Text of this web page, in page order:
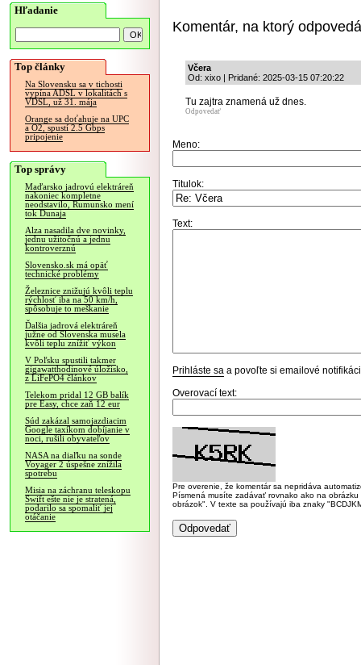
Hľadanie
Top články
Na Slovensku sa v tichosti
vypína ADSL v lokalitách s
VDSL, už 31. mája
Orange sa doťahuje na UPC
a O2, spustí 2.5 Gbps
pripojenie
Top správy
Maďarsko jadrovú elektráreň
nakoniec kompletne
neodstavilo, Rumunsko mení
tok Dunaja
Alza nasadila dve novinky,
jednu užitočnú a jednu
kontroverznú
Slovensko.sk má opäť
technické problémy
Železnice znižujú kvôli teplu
rýchlosť iba na 50 km/h,
spôsobuje to meškanie
Ďalšia jadrová elektráreň
južne od Slovenska musela
kvôli teplu znížiť výkon
V Poľsku spustili takmer
gigawatthodinové úložisko,
z LiFePO4 článkov
Telekom pridal 12 GB balík
pre Easy, chce zaň 12 eur
Súd zakázal samojazdiacim
Google taxíkom dobíjanie v
noci, rušili obyvateľov
NASA na diaľku na sonde
Voyager 2 úspešne znížila
spotrebu
Misia na záchranu teleskopu
Swift ešte nie je stratená,
podarilo sa spomaliť jej
otáčanie
Komentár, na ktorý
Včera
Od: xixo | Pridané: 2025-03-15 07:20:22
Tu zajtra znamená už dnes.
Odpovedať
Meno:
Titulok:
Text:
Prihláste sa a povoľte si emailové
Overovací text:
Pre overenie, že komentár sa nepridáva
Písmená musíte zadávať rovnako ako na
obrázok". V texte sa používajú iba znaky